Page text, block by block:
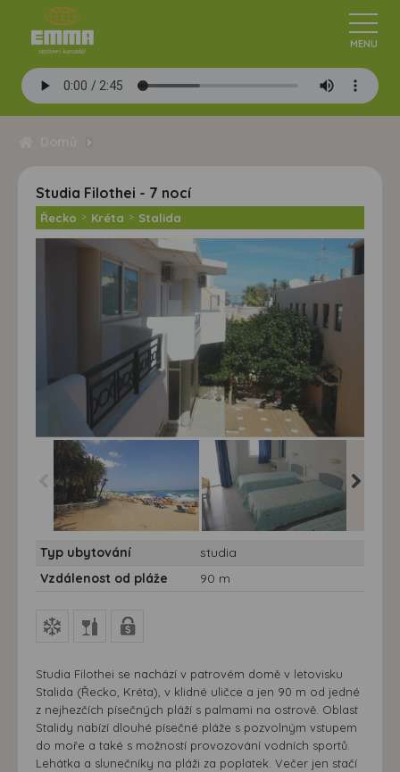
Studia Filothei - 7 nocí
Řecko > Kréta > Stalida
Kréta, Stalida - studia
Filothei
Kréta, Stalida - studia
Filothei
Typ ubytování
studia
Vzdálenost od pláže
90 m
Studia Filothei se nachází v patrovém domě v letovisku
Stalida (Řecko, Kréta), v klidné uličce a jen 90 m od jedné
z nejhezčích písečných pláží s palmami na ostrově. Oblast
Stalidy nabízí dlouhé písečné pláže s pozvolným vstupem
do moře a také s možností provozování vodních sportů.
Lehátka a slunečníky na pláži za poplatek. Večer jen stačí